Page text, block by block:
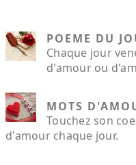
POEME DU
Chaque jour
d'amour ou
MOTS
Touchez son
d'amour chaque jour.